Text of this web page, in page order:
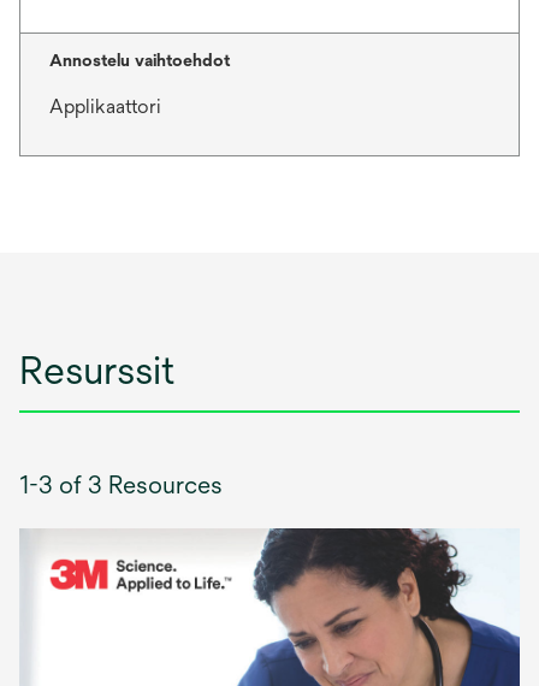
Annostelu vaihtoehdot
Applikaattori
Resurssit
1-3 of 3 Resources